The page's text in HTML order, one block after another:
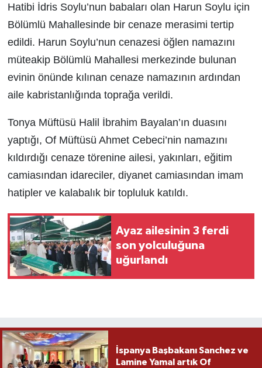
Hatibi İdris Soylu’nun babaları olan Harun Soylu için
Bölümlü Mahallesinde bir cenaze merasimi tertip
edildi. Harun Soylu’nun cenazesi öğlen namazını
müteakip Bölümlü Mahallesi merkezinde bulunan
evinin önünde kılınan cenaze namazının ardından
aile kabristanlığında toprağa verildi.
Tonya Müftüsü Halil İbrahim Bayalan’ın duasını
yaptığı, Of Müftüsü Ahmet Cebeci’nin namazını
kıldırdığı cenaze törenine ailesi, yakınları, eğitim
camiasından idareciler, diyanet camiasından imam
hatipler ve kalabalık bir topluluk katıldı.
Ayaz ailesinin 3 ferdi
son yolculuğuna
uğurlandı
İspanya Başbakanı Sanchez ve
Lamine Yamal artık Of